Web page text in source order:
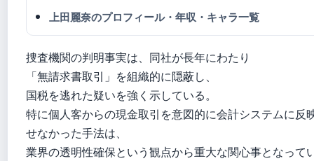
上田麗奈のプロフィール・年収・キャラ一覧
捜査機関の判明事実は、同社が長年にわたり
「無請求書取引」を組織的に隠蔽し、
国税を逃れた疑いを強く示している。
特に個人客からの現金取引を意図的に会計システムに反
せなかった手法は、
業界の透明性確保という観点から重大な関心事となって